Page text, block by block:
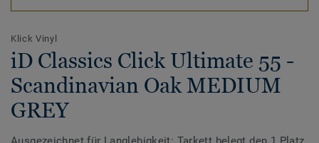
Klick Vinyl
iD Classics Click Ultimate 55 -
Scandinavian Oak MEDIUM
GREY